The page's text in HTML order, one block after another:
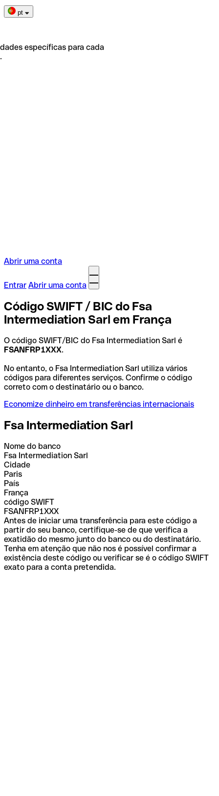
pt
específicas para cada
Abrir uma conta
Entrar Abrir uma conta
Código SWIFT / BIC do Fsa
Intermediation Sarl em França
O código SWIFT/BIC do Fsa Intermediation Sarl é
FSANFRP1XXX.
No entanto, o Fsa Intermediation Sarl utiliza vários
códigos para diferentes serviços. Confirme o código
correto com o destinatário ou o banco.
Economize dinheiro em transferências internacionais
Fsa Intermediation Sarl
Nome do banco
Fsa Intermediation Sarl
Cidade
Paris
País
França
código SWIFT
FSANFRP1XXX
Antes de iniciar uma transferência para este código a
partir do seu banco, certifique-se de que verifica a
exatidão do mesmo junto do banco ou do destinatário.
Tenha em atenção que não nos é possível confirmar a
existência deste código ou verificar se é o código SWIFT
exato para a conta pretendida.